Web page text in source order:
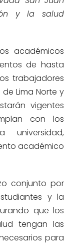
y la salud
académicos
de hasta
trabajadores
Lima Norte y
vigentes
con los
universidad,
académico
conjunto por
y la
que los
tengan las
para